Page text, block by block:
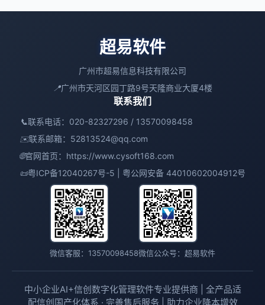
超易软件
广州市超易信息科技有限公司
📍广州市天河区园丁路9号天隆商业大厦4楼
联系我们
📞联系电话：020-82327296 / 13570098458
✉️联系邮箱： 52813524@qq.com
🌐官网首页： https://www.cysoft168.com
📜粤ICP备12040267号-5 | 粤公网安备 44010602004912号
微信客服：13570098458微信公众号：超易软件
中小企业AI+信创数字化管理软件专业提供商 | 全产品适
配信创国产化体系 · 完善售后服务 | 助力企业降本增效